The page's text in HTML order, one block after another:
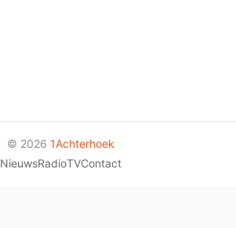
© 2026 1Achterhoek
NieuwsRadioTVContact